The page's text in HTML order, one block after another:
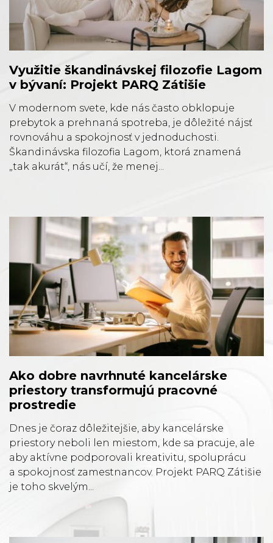
Využitie škandinávskej filozofie Lagom
v bývaní: Projekt PARQ Zátišie
V modernom svete, kde nás často obklopuje
prebytok a prehnaná spotreba, je dôležité nájsť
rovnováhu a spokojnosť v jednoduchosti.
Škandinávska filozofia Lagom, ktorá znamená
„tak akurát“, nás učí, že menej...
Ako dobre navrhnuté kancelárske
priestory transformujú pracovné
prostredie
Dnes je čoraz dôležitejšie, aby kancelárske
priestory neboli len miestom, kde sa pracuje, ale
aby aktívne podporovali kreativitu, spoluprácu
a spokojnosť zamestnancov. Projekt PARQ Zátišie
je toho skvelým...